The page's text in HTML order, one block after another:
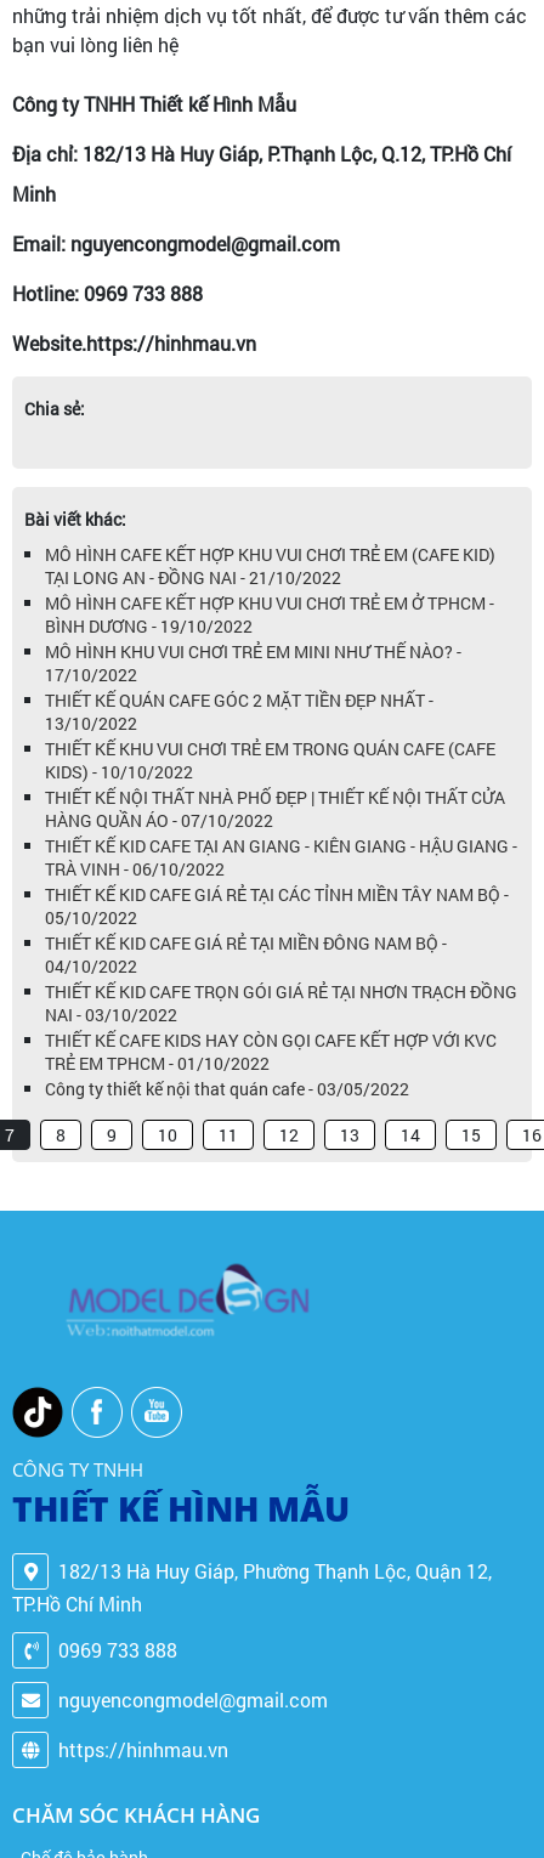
những trải nhiệm dịch vụ tốt nhất, để được tư vấn thêm các
bạn vui lòng liên hệ
Công ty TNHH Thiết kế Hình Mẫu
Địa chỉ: 182/13 Hà Huy Giáp, P.Thạnh Lộc, Q.12, TP.Hồ Chí
Minh
Email: nguyencongmodel@gmail.com
Hotline: 0969 733 888
Website.https://hinhmau.vn
Chia sẻ:
Bài viết khác:
MÔ HÌNH CAFE KẾT HỢP KHU VUI CHƠI TRẺ EM (CAFE KID)
TẠI LONG AN - ĐỒNG NAI - 21/10/2022
MÔ HÌNH CAFE KẾT HỢP KHU VUI CHƠI TRẺ EM Ở TPHCM -
BÌNH DƯƠNG - 19/10/2022
MÔ HÌNH KHU VUI CHƠI TRẺ EM MINI NHƯ THẾ NÀO? -
17/10/2022
THIẾT KẾ QUÁN CAFE GÓC 2 MẶT TIỀN ĐẸP NHẤT -
13/10/2022
THIẾT KẾ KHU VUI CHƠI TRẺ EM TRONG QUÁN CAFE (CAFE
KIDS) - 10/10/2022
THIẾT KẾ NỘI THẤT NHÀ PHỐ ĐẸP | THIẾT KẾ NỘI THẤT CỬA
HÀNG QUẦN ÁO - 07/10/2022
THIẾT KẾ KID CAFE TẠI AN GIANG - KIÊN GIANG - HẬU GIANG -
TRÀ VINH - 06/10/2022
THIẾT KẾ KID CAFE GIÁ RẺ TẠI CÁC TỈNH MIỀN TÂY NAM BỘ -
05/10/2022
THIẾT KẾ KID CAFE GIÁ RẺ TẠI MIỀN ĐÔNG NAM BỘ -
04/10/2022
THIẾT KẾ KID CAFE TRỌN GÓI GIÁ RẺ TẠI NHƠN TRẠCH ĐỒNG
NAI - 03/10/2022
THIẾT KẾ CAFE KIDS HAY CÒN GỌI CAFE KẾT HỢP VỚI KVC
TRẺ EM TPHCM - 01/10/2022
Công ty thiết kế nội that quán cafe - 03/05/2022
7 8 9 10 11 12 13 14 15 16
CÔNG TY TNHH
THIẾT KẾ HÌNH MẪU
182/13 Hà Huy Giáp, Phường Thạnh Lộc, Quận 12,
TP.Hồ Chí Minh
0969 733 888
nguyencongmodel@gmail.com
https://hinhmau.vn
CHĂM SÓC KHÁCH HÀNG